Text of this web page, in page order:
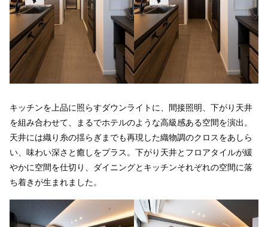
キッチンを上品に照らすダウンライトに、間接照明、下がり天井
を組み合わせて、まるでホテルのような高級感ある空間を演出。
天井には織り糸の揺らぎまでも再現した織物調のクロスをあしら
い、味わい深さと癒しをプラス。下がり天井とフロアタイルが緩
やかに空間を仕切り、ダイニングとキッチンそれぞれの空間に落
ち着きが生まれました。